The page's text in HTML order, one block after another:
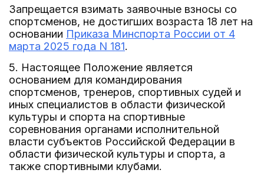
Запрещается взимать заявочные взносы со
спортсменов, не достигших возраста 18 лет на
основании Приказа Минспорта России от 4
марта 2025 года N 181.
5. Настоящее Положение является
основанием для командирования
спортсменов, тренеров, спортивных судей и
иных специалистов в области физической
культуры и спорта на спортивные
соревнования органами исполнительной
власти субъектов Российской Федерации в
области физической культуры и спорта, а
также спортивными клубами.